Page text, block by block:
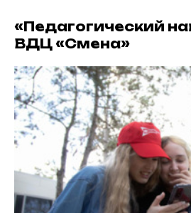
«Педагогический
ВДЦ «Смена»